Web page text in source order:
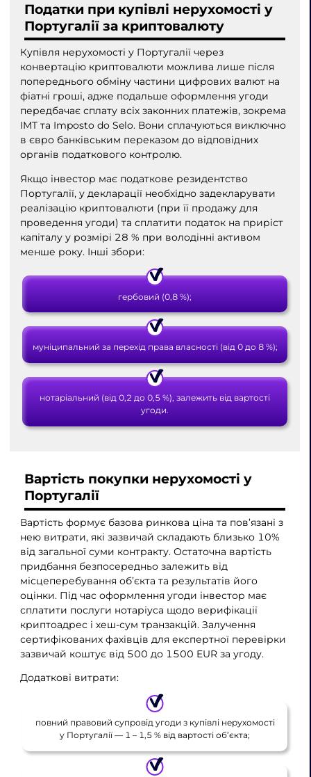
Податки при купівлі нерухомості у
Португалії за криптовалюту
Купівля нерухомості у Португалії через
конвертацію криптовалюти можлива лише після
попереднього обміну частини цифрових валют на
фіатні гроші, адже подальше оформлення угоди
передбачає сплату всіх законних платежів, зокрема
IMT та Imposto do Selo. Вони сплачуються виключно
в євро банківським переказом до відповідних
органів податкового контролю.
Якщо інвестор має податкове резидентство
Португалії, у декларації необхідно задекларувати
реалізацію криптовалюти (при її продажу для
проведення угоди) та сплатити податок на приріст
капіталу у розмірі 28 % при володінні активом
менше року. Інші збори:
гербовий (0,8 %);
муніципальний за перехід права власності (від 0 до 8 %);
нотаріальний (від 0,2 до 0,5 %), залежить від вартості
угоди.
Вартість покупки нерухомості у
Португалії
Вартість формує базова ринкова ціна та пов’язані з
нею витрати, які зазвичай складають близько 10%
від загальної суми контракту. Остаточна вартість
придбання безпосередньо залежить від
місцеперебування об’єкта та результатів його
оцінки. Під час оформлення угоди інвестор має
сплатити послуги нотаріуса щодо верифікації
криптоадрес і хеш-сум транзакцій. Залучення
сертифікованих фахівців для експертної перевірки
зазвичай коштує від 500 до 1500 EUR за угоду.
Додаткові витрати:
повний правовий супровід угоди з купівлі нерухомості
у Португалії — 1 – 1,5 % від вартості об’єкта;